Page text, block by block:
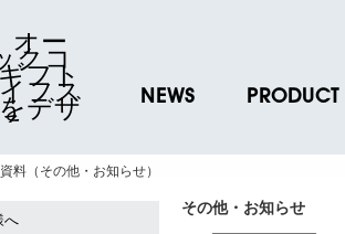
NEWS
プレスリリース
PRODUCT
ノベルティグッ
料（その他・お知らせ）
へ
その他・お知らせ